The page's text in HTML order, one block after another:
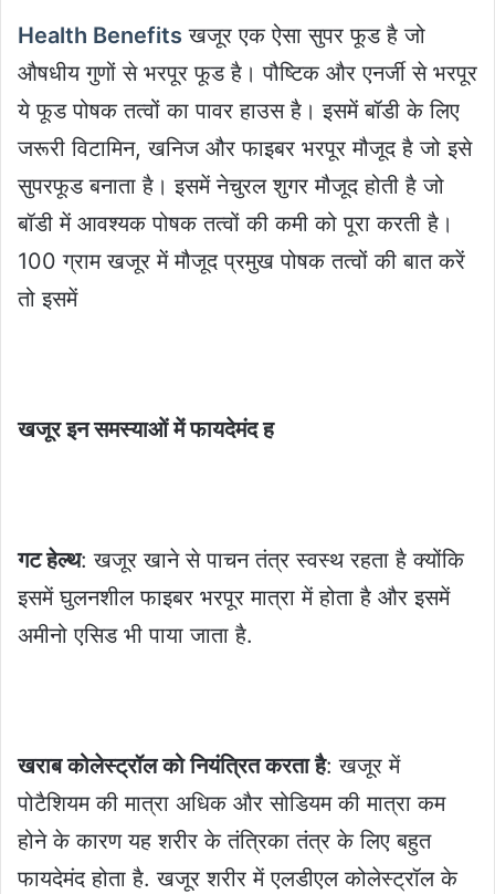
Health Benefits खजूर एक ऐसा सुपर फूड है जो
औषधीय गुणों से भरपूर फूड है। पौष्टिक और एनर्जी से भरपूर
ये फूड पोषक तत्वों का पावर हाउस है। इसमें बॉडी के लिए
जरूरी विटामिन, खनिज और फाइबर भरपूर मौजूद है जो इसे
सुपरफूड बनाता है। इसमें नेचुरल शुगर मौजूद होती है जो
बॉडी में आवश्यक पोषक तत्वों की कमी को पूरा करती है।
100 ग्राम खजूर में मौजूद प्रमुख पोषक तत्वों की बात करें
तो इसमें
खजूर इन समस्याओं में फायदेमंद ह
गट हेल्थ: खजूर खाने से पाचन तंत्र स्वस्थ रहता है क्योंकि
इसमें घुलनशील फाइबर भरपूर मात्रा में होता है और इसमें
अमीनो एसिड भी पाया जाता है.
खराब कोलेस्ट्रॉल को नियंत्रित करता है: खजूर में
पोटैशियम की मात्रा अधिक और सोडियम की मात्रा कम
होने के कारण यह शरीर के तंत्रिका तंत्र के लिए बहुत
फायदेमंद होता है. खजूर शरीर में एलडीएल कोलेस्ट्रॉल के